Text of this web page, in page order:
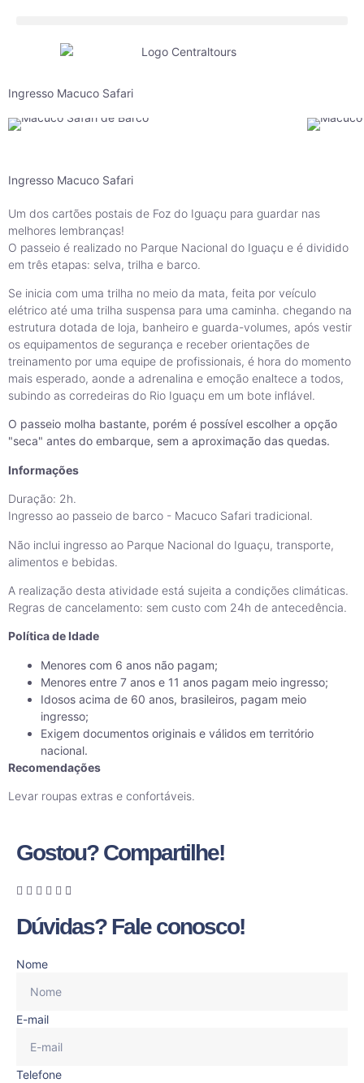
Ingresso Macuco Safari
Ingresso Macuco Safari
Um dos cartões postais de Foz do Iguaçu para guardar nas
melhores lembranças!
O passeio é realizado no Parque Nacional do Iguaçu e é dividido
em três etapas: selva, trilha e barco.
Se inicia com uma trilha no meio da mata, feita por veículo
elétrico até uma trilha suspensa para uma caminha. chegando na
estrutura dotada de loja, banheiro e guarda-volumes, após vestir
os equipamentos de segurança e receber orientações de
treinamento por uma equipe de profissionais, é hora do momento
mais esperado, aonde a adrenalina e emoção enaltece a todos,
subindo as corredeiras do Rio Iguaçu em um bote inflável.
O passeio molha bastante, porém é possível escolher a opção
"seca" antes do embarque, sem a aproximação das quedas.
Informações
Duração: 2h.
Ingresso ao passeio de barco - Macuco Safari tradicional.
Não inclui ingresso ao Parque Nacional do Iguaçu, transporte,
alimentos e bebidas.
A realização desta atividade está sujeita a condições climáticas.
Regras de cancelamento: sem custo com 24h de antecedência.
Política de Idade
Menores com 6 anos não pagam;
Menores entre 7 anos e 11 anos pagam meio ingresso;
Idosos acima de 60 anos, brasileiros, pagam meio
ingresso;
Exigem documentos originais e válidos em território
nacional.
Recomendações
Levar roupas extras e confortáveis.
Gostou? Compartilhe!
Dúvidas? Fale conosco!
Nome
E-mail
Telefone